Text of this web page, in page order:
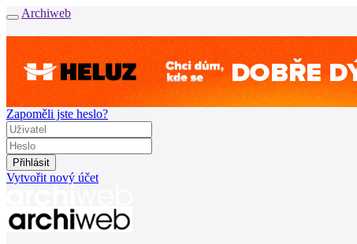
Archiweb
Zapoměli jste heslo?
Vytvořit nový účet